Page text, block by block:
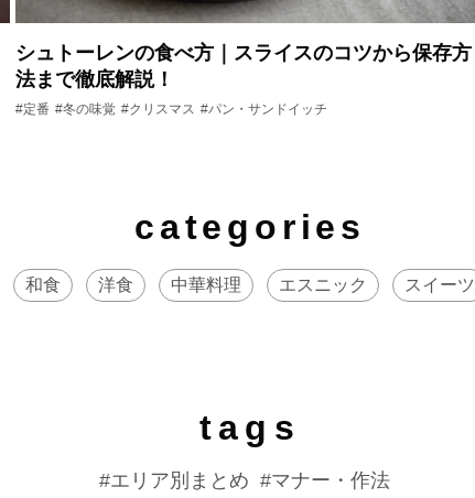
シュトーレンの食べ方｜スライスのコツから保存方
法まで徹底解説！
#定番 #冬の味覚 #クリスマス #パン・サンドイッチ
categories
和食 洋食 中華料理 エスニック スイーツ
tags
エリア別まとめ
マナー・作法